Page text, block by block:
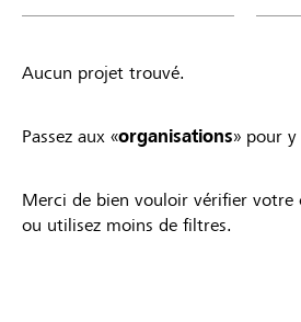
Aucun projet trouvé.
Passez aux «organisations» pour
Merci de bien vouloir vérifier votre
ou utilisez moins de filtres.